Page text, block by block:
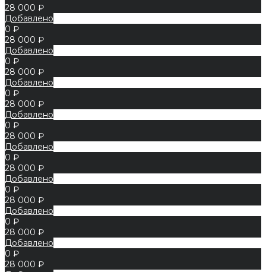
28 000 ₽
Добавлено
0 ₽
28 000 ₽
Добавлено
0 ₽
28 000 ₽
Добавлено
0 ₽
28 000 ₽
Добавлено
0 ₽
28 000 ₽
Добавлено
0 ₽
28 000 ₽
Добавлено
0 ₽
28 000 ₽
Добавлено
0 ₽
28 000 ₽
Добавлено
0 ₽
28 000 ₽